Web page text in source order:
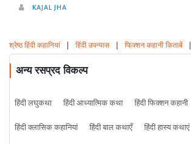
KAJAL JHA
श्रेष्ठ हिंदी कहानियां | हिंदी उपन्यास | फिक्शन कहानी किताबें |
अन्य रसप्रद विकल्प
हिंदी लघुकथा हिंदी आध्यात्मिक कथा हिंदी फिक्शन कहानी
हिंदी क्लासिक कहानियां
हिंदी बाल कथाएँ हिंदी हास्य कथाएं